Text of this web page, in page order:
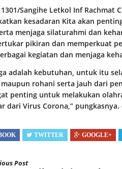
Sangihe Letkol Inf Rachmat
kesadaran Kita akan
menjaga silaturahmi dan
pikiran dan memperkuat
kegiatan dan menjaga
adalah kebutuhan, untuk itu
rohani serta jauh dari
penting untuk melakukan
dari Virus Corona,” pungkasnya.
TWITTER GOOGLE+
Post